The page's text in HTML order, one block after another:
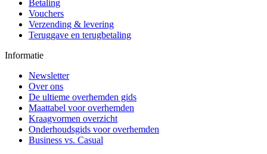
Betaling
Vouchers
Verzending & levering
Teruggave en terugbetaling
Informatie
Newsletter
Over ons
De ultieme overhemden gids
Maattabel voor overhemden
Kraagvormen overzicht
Onderhoudsgids voor overhemden
Business vs. Casual